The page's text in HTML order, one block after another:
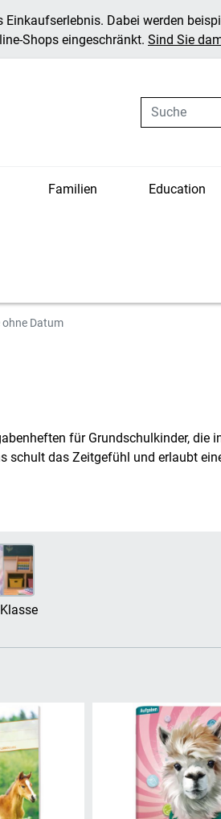
Dabei werden
Shops eingeschränkt. Sind Sie
Suche
Familien Education
Datum
für Grundschulkinder, die
schult das Zeitgefühl und erlaubt